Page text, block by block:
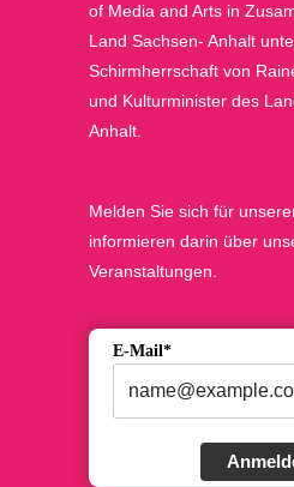
of Media and Arts in
Land Sachsen- Anhalt
Schirmherrschaft von
und Kulturminister des
Anhalt.
Melden Sie sich für
informieren darin über
Veranstaltungen.
E-Mail*